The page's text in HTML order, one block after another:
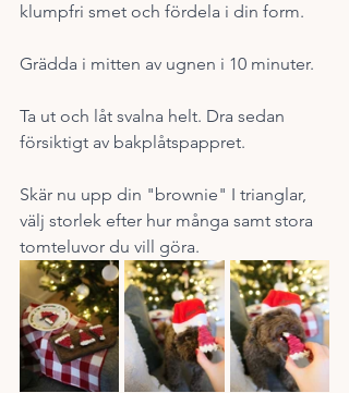
klumpfri smet och fördela i din form.
Grädda i mitten av ugnen i 10 minuter.
Ta ut och låt svalna helt. Dra sedan
försiktigt av bakplåtspappret.
Skär nu upp din "brownie" I trianglar,
välj storlek efter hur många samt stora
tomteluvor du vill göra.